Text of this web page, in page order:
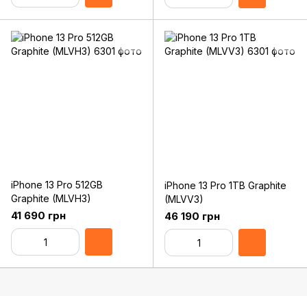
iPhone 13 Pro 512GB
Graphite (MLVH3)
41 690 грн
iPhone 13 Pro 1TB Graphite
(MLVV3)
46 190 грн